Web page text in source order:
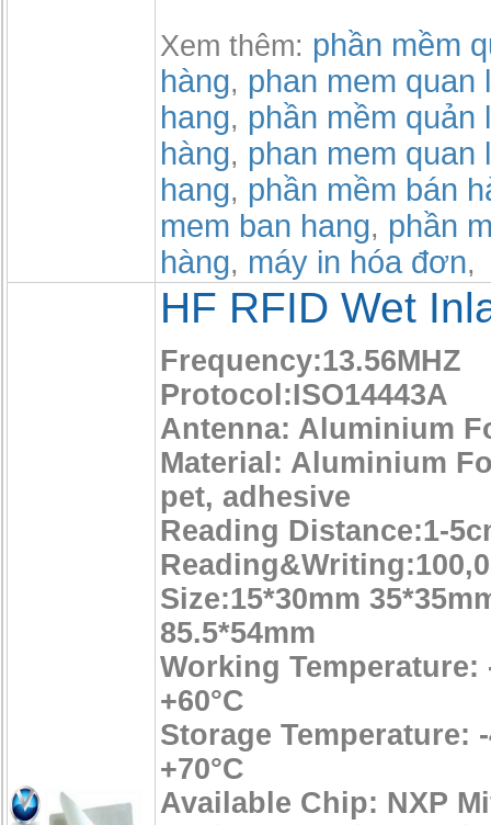
Xem thêm: phần mềm
hàng, phan mem quan
hang, phần mềm quản
hàng, phan mem quan
hang, phần mềm bán
mem ban hang, phần
hàng, máy in hóa đơn,
HF RFID Wet
Frequency:13.56MHZ
Protocol:ISO14443A
Antenna: Aluminium
Material: Aluminium
pet, adhesive
Reading Distance:1-
Size:15*30mm
85.5*54mm
Working Temperature:
+60°C
Storage Temperature:
+70°C
Available Chip: NXP